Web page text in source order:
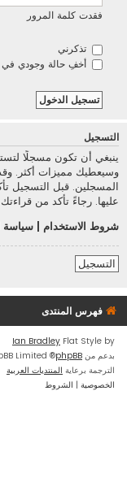
فقدت كلمة المرور
تذكرني
أخفِ حالة وجودي في
التسجيل
ينبغي أن تكون مسجلًا
وسيعطيك مميزات أكثر.
المسجلين. قبل التسجيل
عليها. رجاءً تأكد من
شروط الاستخدام
سياسة
التسجيل
فهرس المنتدى
Flat Style by
Ian Bradley
بدعم من phpBB
® Forum Software © phpBB Limited
الترجمة برعاية المنتديات العربية
الخصوصية | الشروط